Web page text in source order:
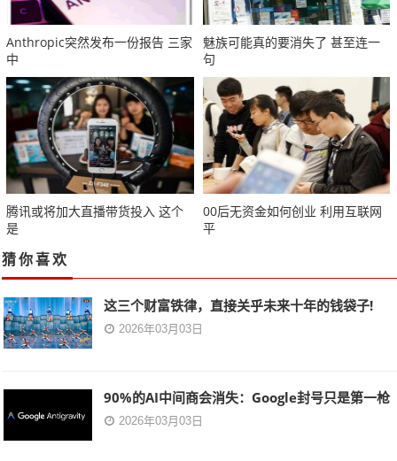
Anthropic突然发布一份报告 三家
中
魅族可能真的要消失了 甚至连一
句
腾讯或将加大直播带货投入 这个
是
00后无资金如何创业 利用互联网
平
猜你喜欢
这三个财富铁律，直接关乎未来十年的钱袋子!
2026年03月03日
90%的AI中间商会消失：Google封号只是第一枪
2026年03月03日